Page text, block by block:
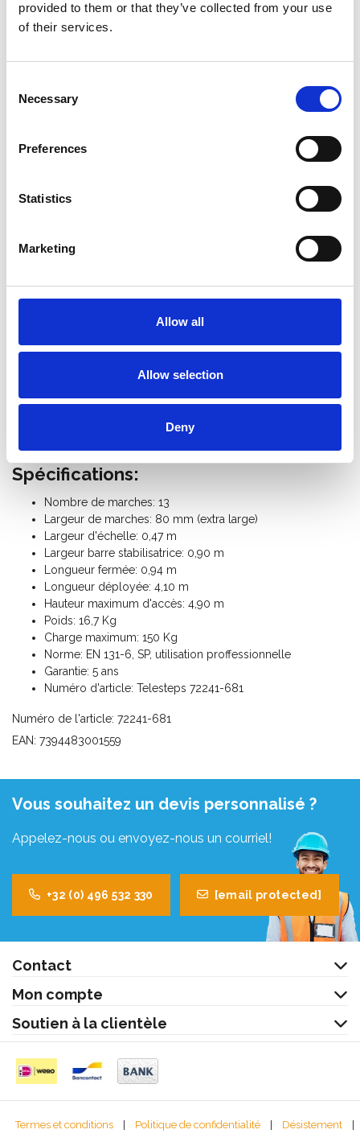
provided to them or that they’ve collected from your use
of their services.
Selection
Necessary
Preferences
Statistics
Marketing
Allow all
Allow selection
Deny
La Telesteps Prime Line est l'échelle télescopique la plus
Prime est la première échelle télescopique avec une
torsion et plus solide que jamais. L'échelle est conçue pour être
utilisée avec un angle d'inclinaison de 75°. Les marches larges et
confort et la sécurité.
Avec la Prime Line, tout ce que Telesteps savait déjà sur la
conception d'échelles de qualité a été pris en compte et il est
entré dans une nouvelle ère où la sécurité, la qualité et le design
Spécifications:
Nombre de marches: 13
Largeur de marches: 80 mm (extra large)
Largeur d'échelle: 0,47 m
Largeur barre stabilisatrice: 0,90 m
Longueur fermée: 0,94 m
Longueur déployée: 4,10 m
Hauteur maximum d'accès: 4,90 m
Poids: 16,7 Kg
Charge maximum: 150 Kg
Norme: EN 131-6, SP, utilisation proffessionnelle
Garantie: 5 ans
Numéro d'article: Telesteps 72241-681
Numéro de l'article: 72241-681
EAN: 7394483001559
Vous souhaitez un devis personnalisé ?
Appelez-nous ou envoyez-nous un courriel!
+32 (0) 496 532 330 [email protected]
Contact
Mon compte
Soutien à la clientèle
Termes et conditions | Politique de confidentialité | Désistement
|